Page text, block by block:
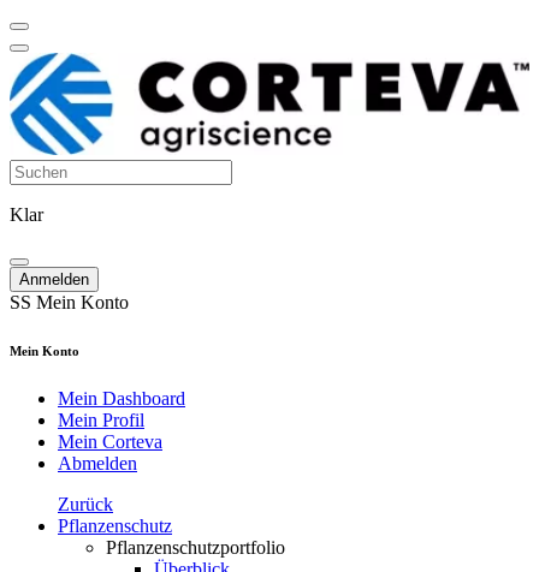
Klar
Anmelden
SS Mein Konto
Mein Konto
Mein Dashboard
Mein Profil
Mein Corteva
Abmelden
Zurück
Pflanzenschutz
Pflanzenschutzportfolio